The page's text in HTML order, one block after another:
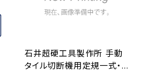
石井超硬工具製作所 手動
タイル切断機用定規一式・2